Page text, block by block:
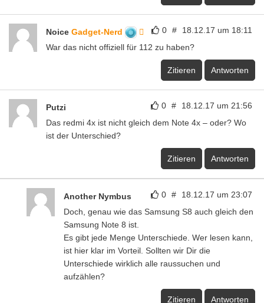
0 # 18.12.17 um 18:11
Noice Gadget-Nerd
War das nicht offiziell für 112 zu haben?
Zitieren Antworten
0 # 18.12.17 um 21:56
Putzi
Das redmi 4x ist nicht gleich dem Note 4x – oder? Wo
ist der Unterschied?
Zitieren Antworten
0 # 18.12.17 um 23:07
Another Nymbus
Doch, genau wie das Samsung S8 auch gleich den
Samsung Note 8 ist.
Es gibt jede Menge Unterschiede. Wer lesen kann,
ist hier klar im Vorteil. Sollten wir Dir die
Unterschiede wirklich alle raussuchen und
aufzählen?
Zitieren Antworten